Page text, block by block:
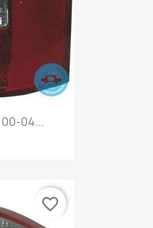
00-04...
favorite_border